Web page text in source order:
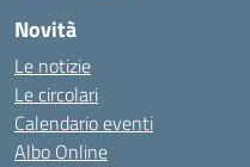
Novità
Le notizie
Le circolari
Calendario eventi
Albo Online